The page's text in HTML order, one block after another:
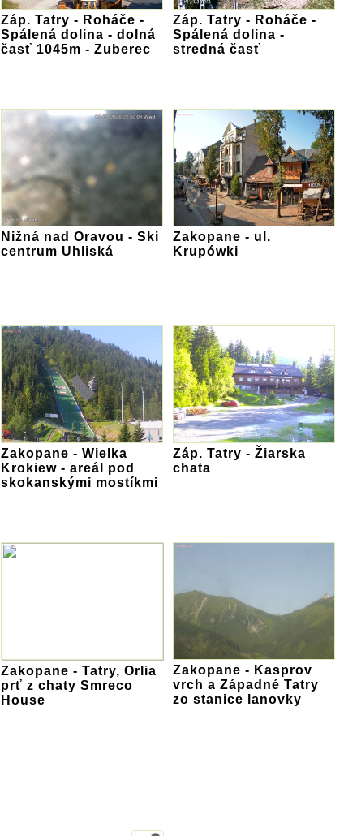
Záp. Tatry - Roháče -
Spálená dolina - dolná
časť 1045m - Zuberec
Záp. Tatry - Roháče -
Spálená dolina -
stredná časť
Nižná nad Oravou - Ski
centrum Uhliská
Zakopane - ul.
Krupówki
Zakopane - Wielka
Krokiew - areál pod
skokanskými mostíkmi
Záp. Tatry - Žiarska
chata
Zakopane - Tatry, Orlia
prť z chaty Smreco
House
Zakopane - Kasprov
vrch a Západné Tatry
zo stanice lanovky